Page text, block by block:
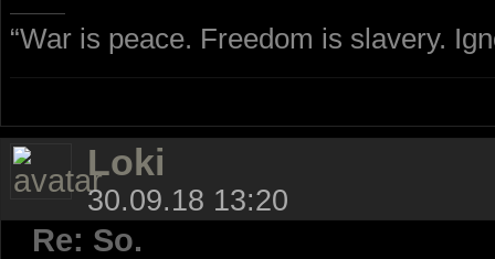
“War is peace. Freedom is slavery.
Loki
30.09.18 13:20
Re: So.